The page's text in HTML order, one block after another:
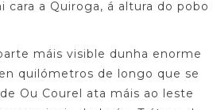
cara a Quiroga, á altura do pobo
máis visible dunha enorme
quilómetros de longo que se
Ou Courel ata máis ao leste